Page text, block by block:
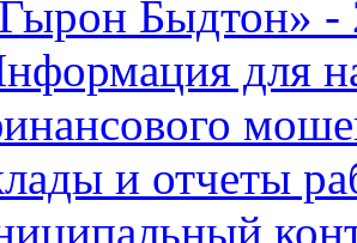
Быдтон» -
для
и отчеты